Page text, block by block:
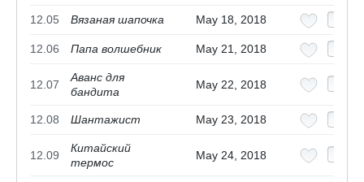
12.05 Вязаная шапочка May 18, 2018
12.06 Папа волшебник May 21, 2018
12.07
Аванс для
бандита
May 22, 2018
12.08 Шантажист May 23, 2018
12.09
Китайский
термос
May 24, 2018